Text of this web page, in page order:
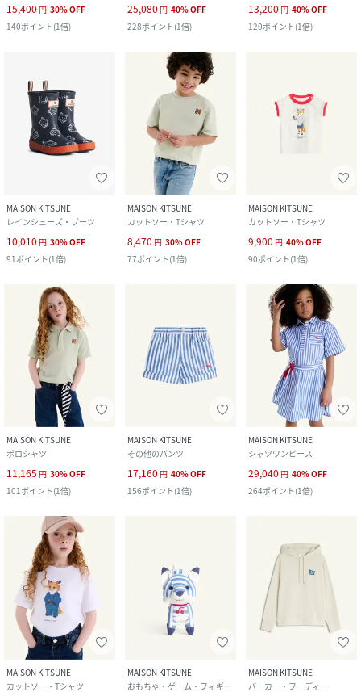
15,400 円 30%OFF
140ポイント(1倍)
25,080 円 40%OFF
228ポイント(1倍)
13,200 円 40%OFF
120ポイント(1倍)
MAISON KITSUNE
レインシューズ・ブーツ
10,010 円 30%OFF
91 ポイント(1倍)
MAISON KITSUNE
カットソー・Tシャツ
8,470 円 30%OFF
77ポイント(1倍)
MAISON KITSUNE
カットソー・Tシャツ
9,900 円 40%OFF
90ポイント(1倍)
MAISON KITSUNE
ポロシャツ
11,165 円 30%OFF
101ポイント(1倍)
MAISON KITSUNE
その他のパンツ
17,160 円 40%OFF
156ポイント(1倍)
MAISON KITSUNE
シャツワンピース
29,040 円 40%OFF
264ポイント(1倍)
MAISON KITSUNE
カットソー・Tシャツ
MAISON KITSUNE
おもちゃ・ゲーム・フィギュア
MAISON KITSUNE
パーカー・フーディー